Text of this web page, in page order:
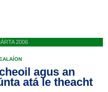
2006
agus an
atá le theacht